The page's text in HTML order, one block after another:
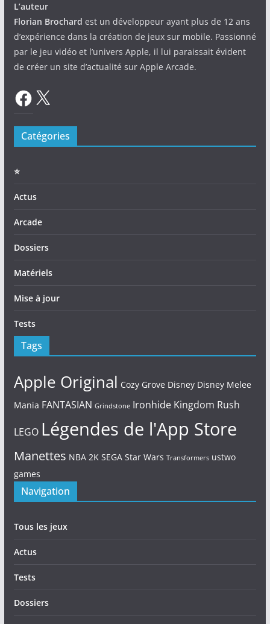
L’auteur
Florian Brochard est un développeur ayant plus de 12 ans
d’expérience dans la création de jeux sur mobile. Passionné
par le jeu vidéo et l’univers Apple, il lui paraissait évident
de créer un site d’actualité sur Apple Arcade.
Facebook
X
Catégories
⭐️
Actus
Arcade
Dossiers
Matériels
Mise à jour
Tests
Tags
Apple Original Cozy Grove Disney Disney Melee
Mania FANTASIAN Grindstone Ironhide Kingdom Rush
LEGO Légendes de l'App Store
Manettes NBA 2K SEGA Star Wars Transformers ustwo
games
Navigation
Tous les jeux
Actus
Tests
Dossiers